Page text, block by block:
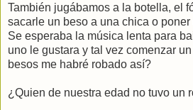
También jugábamos a la botella, el
sacarle un beso a una chica o
Se esperaba la música lenta para
uno le gustara y tal vez comenzar
besos me habré robado así?
¿Quien de nuestra edad no tuvo un